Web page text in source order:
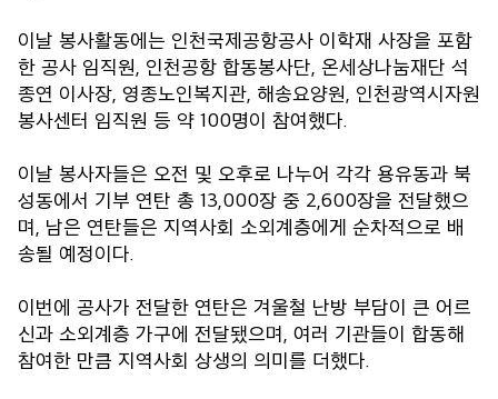
이날 봉사활동에는 인천국제공항공사 이학재 사장을 포함
한 공사 임직원, 인천공항 합동봉사단, 온세상나눔재단 석
종연 이사장, 영종노인복지관, 해송요양원, 인천광역시자원
봉사센터 임직원 등 약 100명이 참여했다.
이날 봉사자들은 오전 및 오후로 나누어 각각 용유동과 북
성동에서 기부 연탄 총 13,000장 중 2,600장을 전달했으
며, 남은 연탄들은 지역사회 소외계층에게 순차적으로 배
송될 예정이다.
이번에 공사가 전달한 연탄은 겨울철 난방 부담이 큰 어르
신과 소외계층 가구에 전달됐으며, 여러 기관들이 합동해
참여한 만큼 지역사회 상생의 의미를 더했다.